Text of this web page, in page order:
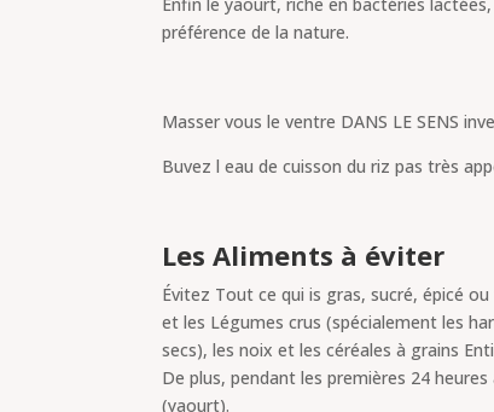
préférence de la nature.
Masser vous le ventre DANS LE SENS
Buvez l eau de cuisson du riz pas très
Les Aliments à éviter
Évitez Tout ce qui is gras, sucré, épicé
et les Légumes crus (spécialement les
secs), les noix et les céréales à grains
De plus, pendant les premières 24
(yaourt).